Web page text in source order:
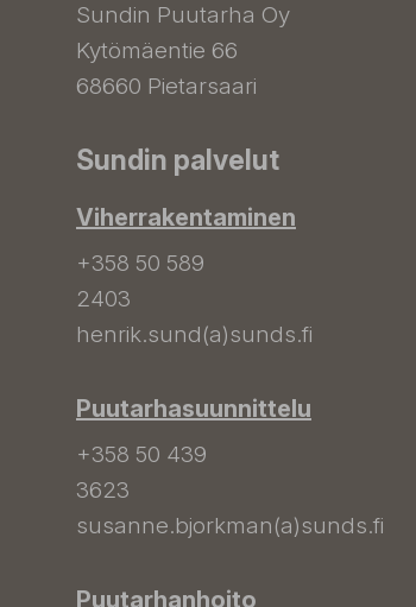
Sundin Puutarha Oy
Kytömäentie 66
68660 Pietarsaari
Sundin palvelut
Viherrakentaminen
+358 50 589
2403
henrik.sund(a)sunds.fi
Puutarhasuunnittelu
+358 50 439
3623
susanne.bjorkman(a)sunds.fi
Puutarhanhoito